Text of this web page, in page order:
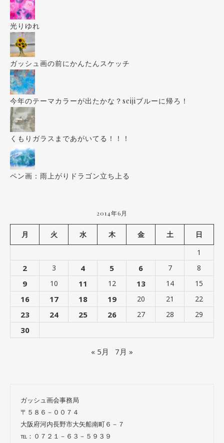
光りゆれ
ガッシュ画の前にかんたんスケッチ
今年のテーマカラーが出たかな？seijiブルーに帰ろ！
くもりガラスまであがいてる！！！
ペン画：雨上がりドラゴン立ち上る
2014年6月
月 火 水 木 金 土
日
1
2 3 4 5 6 7 8
9 10 11 12 13 14 15
16 17 18 19 20 21 22
23 24 25 26 27 28 29
30
« 5月 7月 »
ガッシュ画会事務局
〒５８６－００７４
大阪府河内長野市大矢船南町６－７
℡：０７２１－６３－５９３９